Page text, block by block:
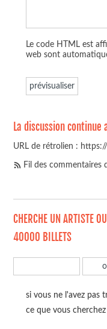
Le code HTML est
web sont
La discussion continue
URL de rétrolien :
Fil des commentaires
CHERCHE UN ARTISTE
40000 BILLETS
si vous ne l'avez pas
ce que vous